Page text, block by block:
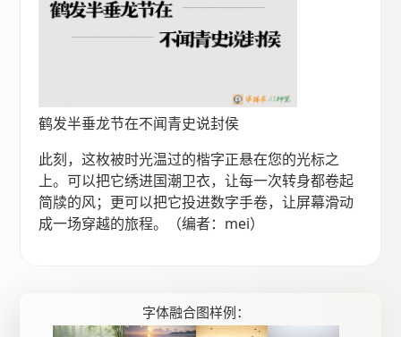
鹤发半垂龙节在不闻青史说封侯
此刻，这枚被时光温过的楷字正悬在您的光标之
上。可以把它绣进国潮卫衣，让每一次转身都卷起
简牍的风；更可以把它投进数字手卷，让屏幕滑动
成一场穿越的旅程。（编者：mei）
字体融合图样例：